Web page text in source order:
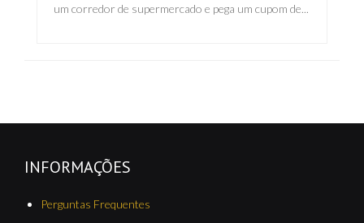
um corredor de supermercado e pega um cupom de...
INFORMAÇÕES
Perguntas Frequentes